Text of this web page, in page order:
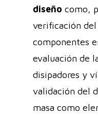
diseño como,
verificación
componentes
evaluación de
disipadores y
validación del
masa como